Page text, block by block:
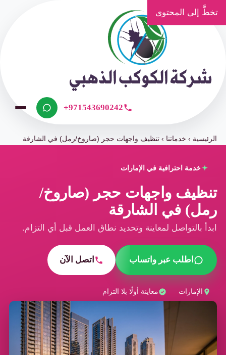
تخطَّ إلى المحتوى
+971543690242
الرئيسية › خدماتنا ›تنظيف واجهات حجر (صاروخ/رمل) في الشارقة
خدمة احترافية في الإمارات
تنظيف واجهات حجر (صاروخ/
رمل) في الشارقة
ابدأ بالتواصل لمعاينة وتحديد نطاق العمل قبل أي التزام.
اطلب عبر واتساب اتصل الآن
الإمارات معاينة أولًا بلا التزام